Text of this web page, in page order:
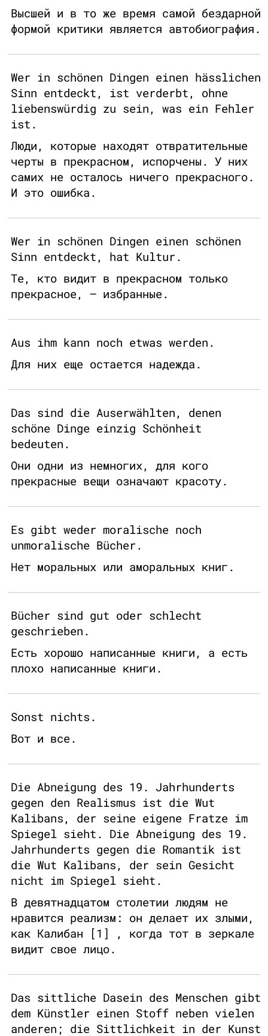
Высшей и в то же время самой бездарной
формой критики является автобиография.
Wer in schönen Dingen einen hässlichen
Sinn entdeckt, ist verderbt, ohne
liebenswürdig zu sein, was ein Fehler
ist.
Люди, которые находят отвратительные
черты в прекрасном, испорчены. У них
самих не осталось ничего прекрасного.
И это ошибка.
Wer in schönen Dingen einen schönen
Sinn entdeckt, hat Kultur.
Те, кто видит в прекрасном только
прекрасное, – избранные.
Aus ihm kann noch etwas werden.
Для них еще остается надежда.
Das sind die Auserwählten, denen
schöne Dinge einzig Schönheit
bedeuten.
Они одни из немногих, для кого
прекрасные вещи означают красоту.
Es gibt weder moralische noch
unmoralische Bücher.
Нет моральных или аморальных книг.
Bücher sind gut oder schlecht
geschrieben.
Есть хорошо написанные книги, а есть
плохо написанные книги.
Sonst nichts.
Вот и все.
Die Abneigung des 19. Jahrhunderts
gegen den Realismus ist die Wut
Kalibans, der seine eigene Fratze im
Spiegel sieht. Die Abneigung des 19.
Jahrhunderts gegen die Romantik ist
die Wut Kalibans, der sein Gesicht
nicht im Spiegel sieht.
В девятнадцатом столетии людям не
нравится реализм: он делает их злыми,
как Калибан [1] , когда тот в зеркале
видит свое лицо.
Das sittliche Dasein des Menschen gibt
dem Künstler einen Stoff neben vielen
anderen; die Sittlichkeit in der Kunst